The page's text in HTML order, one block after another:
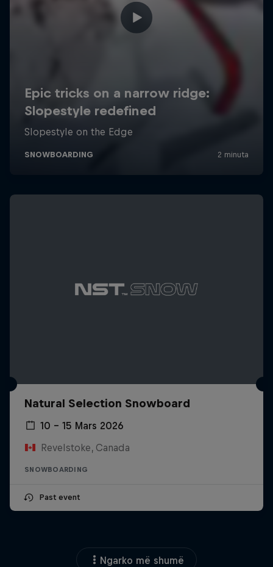
Natural Selection Snowboard
10 – 15 Mars 2026
Revelstoke, Canada
SNOWBOARDING
Past event
Ngarko më shumë